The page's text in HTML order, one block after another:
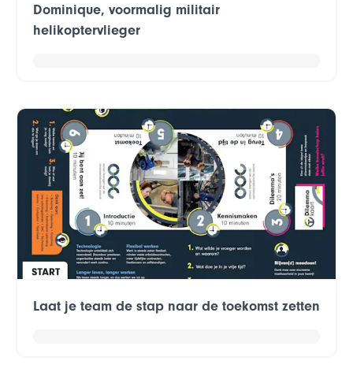
Dominique, voormalig militair
helikoptervlieger
Laat je team de stap naar de toekomst zetten